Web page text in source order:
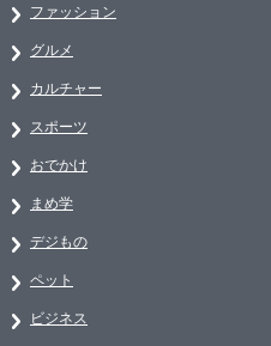
ファッション
グルメ
カルチャー
スポーツ
おでかけ
まめ学
デジもの
ペット
ビジネス